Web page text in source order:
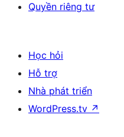
Quyền riêng tư
Học hỏi
Hỗ trợ
Nhà phát triển
WordPress.tv ↗